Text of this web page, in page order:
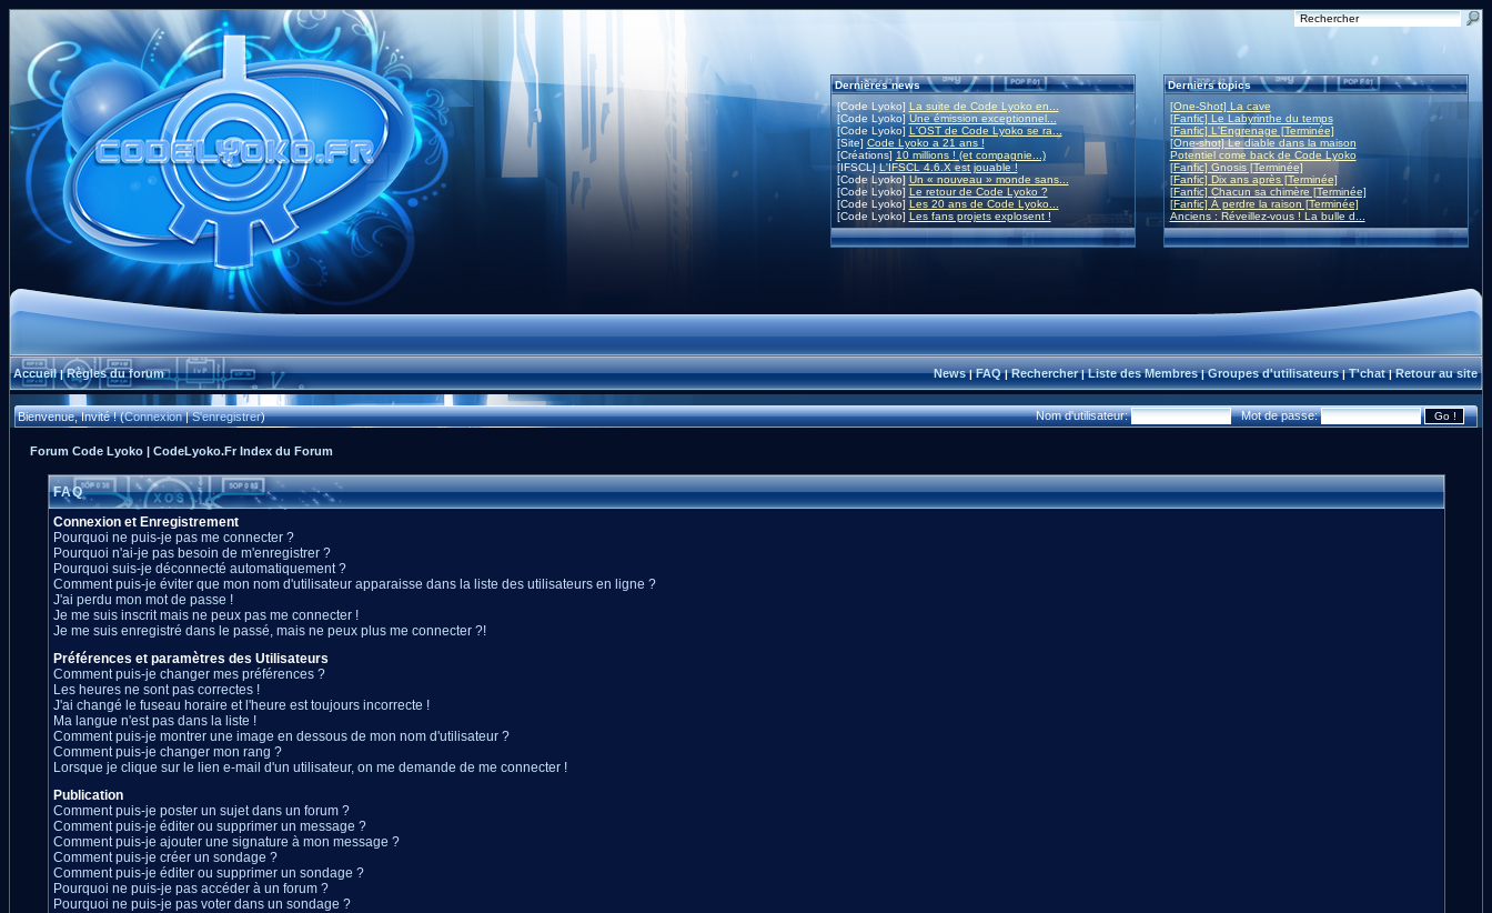
Dernières news
[Code Lyoko] La suite de Code Lyoko en...
[Code Lyoko]Une émission exceptionnel...
[Code Lyoko] L'OST de Code Lyoko se ra...
[Site] Code Lyoko a 21 ans !
[Créations] 10 millions ! (et compagnie...)
[IFSCL]L'IFSCL 4.6.X est jouable !
[Code Lyoko] Un « nouveau » monde sans...
[Code Lyoko] Le retour de Code Lyoko ?
[Code Lyoko] Les 20 ans de Code Lyoko...
[Code Lyoko] Les fans projets explosent !
Derniers topics
[One-Shot] La cave
[Fanfic] Le Labyrinthe du temps
[Fanfic] L'Engrenage [Terminée]
[One-shot] Le diable dans la maison
Potentiel come back de Code Lyoko
[Fanfic] Gnosis [Terminée]
[Fanfic] Dix ans après [Terminée]
[Fanfic] Chacun sa chimère [Terminée]
[Fanfic] À perdre la raison [Terminée]
Anciens : Réveillez-vous ! La bulle d...
Accueil|Règles du forum News|FAQ|Rechercher|Liste des Membres|Groupes d'utilisateurs|T'chat|Retour au site
Bienvenue, Invité ! (Connexion|S'enregistrer) Nom d'utilisateur: Mot de passe:
Forum Code Lyoko | CodeLyoko.Fr Index du Forum
FAQ
Connexion et Enregistrement
Pourquoi ne puis-je pas me connecter ?
Pourquoi n'ai-je pas besoin de m'enregistrer ?
Pourquoi suis-je déconnecté automatiquement ?
Comment puis-je éviter que mon nom d'utilisateur apparaisse dans la liste des utilisateurs en ligne ?
J'ai perdu mon mot de passe !
Je me suis inscrit mais ne peux pas me connecter !
Je me suis enregistré dans le passé, mais ne peux plus me connecter ?!
Préférences et paramètres des Utilisateurs
Comment puis-je changer mes préférences ?
Les heures ne sont pas correctes !
J'ai changé le fuseau horaire et l'heure est toujours incorrecte !
Ma langue n'est pas dans la liste !
Comment puis-je montrer une image en dessous de mon nom d'utilisateur ?
Comment puis-je changer mon rang ?
Lorsque je clique sur le lien e-mail d'un utilisateur, on me demande de me connecter !
Publication
Comment puis-je poster un sujet dans un forum ?
Comment puis-je éditer ou supprimer un message ?
Comment puis-je ajouter une signature à mon message ?
Comment puis-je créer un sondage ?
Comment puis-je éditer ou supprimer un sondage ?
Pourquoi ne puis-je pas accéder à un forum ?
Pourquoi ne puis-je pas voter dans un sondage ?